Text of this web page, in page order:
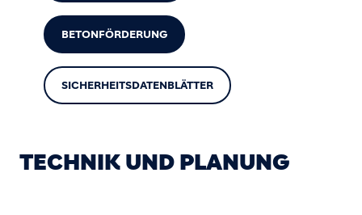
BETONFÖRDERUNG
SICHERHEITSDATENBLÄTTER
TECHNIK UND PLANUNG